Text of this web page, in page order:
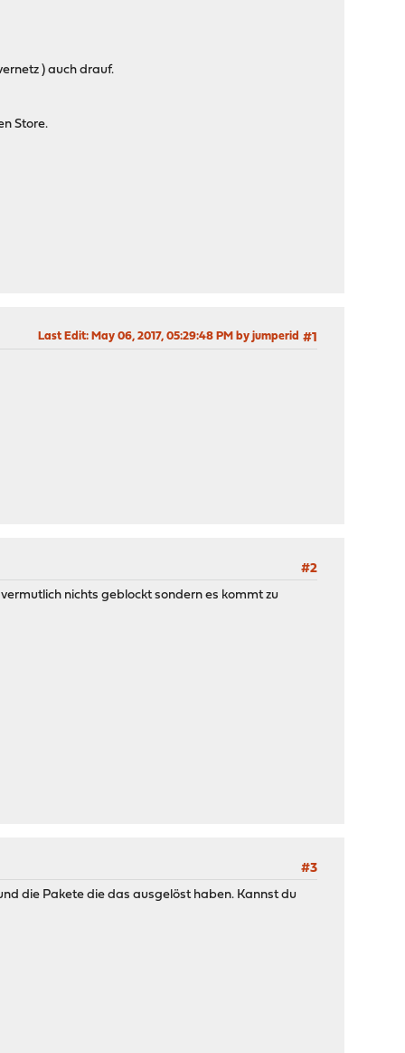
) auch drauf.
Store.
#1
Last Edit: May 06, 2017, 05:29:48 PM by jumperid
#2
nichts geblockt sondern es kommt zu
#3
die Pakete die das ausgelöst haben. Kannst du